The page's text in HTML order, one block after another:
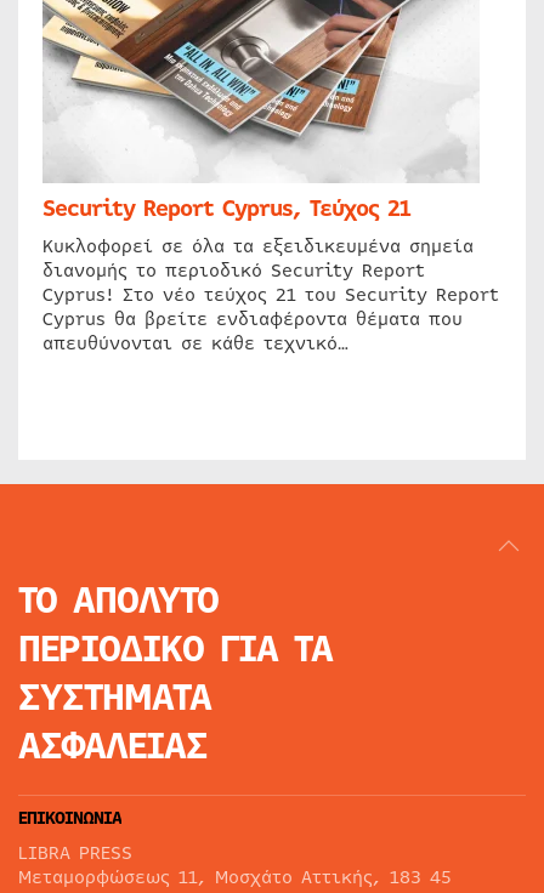
Security Report Cyprus, Τεύχος 21
Κυκλοφορεί σε όλα τα εξειδικευμένα σημεία
διανομής το περιοδικό Security Report
Cyprus! Στο νέο τεύχος 21 του Security Report
Cyprus θα βρείτε ενδιαφέροντα θέματα που
απευθύνονται σε κάθε τεχνικό…
ΤΟ ΑΠΟΛΥΤΟ
ΠΕΡΙΟΔΙΚΟ ΓΙΑ ΤΑ
ΣΥΣΤΗΜΑΤΑ
ΑΣΦΑΛΕΙΑΣ
ΕΠΙΚΟΙΝΩΝΙΑ
LIBRA PRESS
Μεταμορφώσεως 11, Μοσχάτο Αττικής, 183 45